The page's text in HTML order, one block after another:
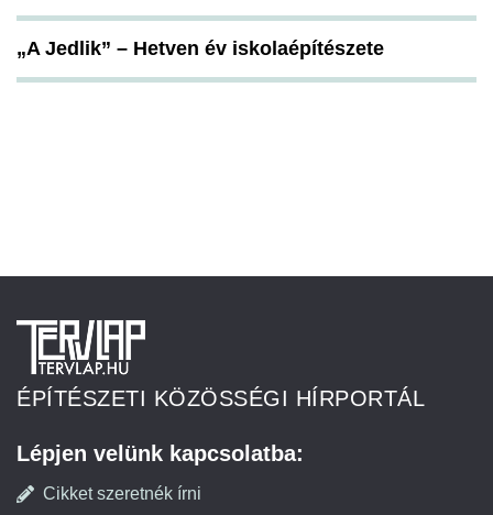
„A Jedlik” – Hetven év iskolaépítészete
ÉPÍTÉSZETI KÖZÖSSÉGI HÍRPORTÁL
Lépjen velünk kapcsolatba:
Cikket szeretnék írni